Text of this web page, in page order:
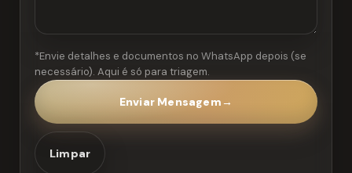
*Envie detalhes e documentos no WhatsApp depois (se
necessário). Aqui é só para triagem.
Enviar Mensagem →
Limpar